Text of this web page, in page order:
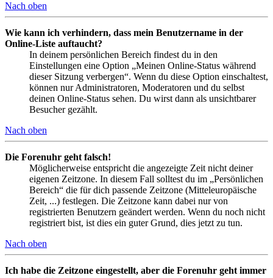
Nach oben
Wie kann ich verhindern, dass mein Benutzername in der
Online-Liste auftaucht?
In deinem persönlichen Bereich findest du in den
Einstellungen eine Option „Meinen Online-Status während
dieser Sitzung verbergen“. Wenn du diese Option einschaltest,
können nur Administratoren, Moderatoren und du selbst
deinen Online-Status sehen. Du wirst dann als unsichtbarer
Besucher gezählt.
Nach oben
Die Forenuhr geht falsch!
Möglicherweise entspricht die angezeigte Zeit nicht deiner
eigenen Zeitzone. In diesem Fall solltest du im „Persönlichen
Bereich“ die für dich passende Zeitzone (Mitteleuropäische
Zeit, ...) festlegen. Die Zeitzone kann dabei nur von
registrierten Benutzern geändert werden. Wenn du noch nicht
registriert bist, ist dies ein guter Grund, dies jetzt zu tun.
Nach oben
Ich habe die Zeitzone eingestellt, aber die Forenuhr geht immer